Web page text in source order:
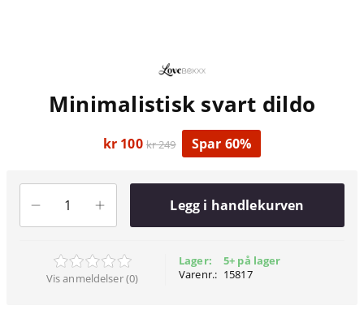
Minimalistisk svart dildo
kr 100 kr 249 Spar 60%
Legg i handlekurven
Vis anmeldelser (0)
Lager:
Varenr.:
5+ på lager
15817